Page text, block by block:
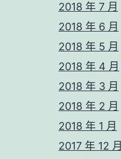
2018 年 7 月
2018 年 6 月
2018 年 5 月
2018 年 4 月
2018 年 3 月
2018 年 2 月
2018 年 1 月
2017 年 12 月